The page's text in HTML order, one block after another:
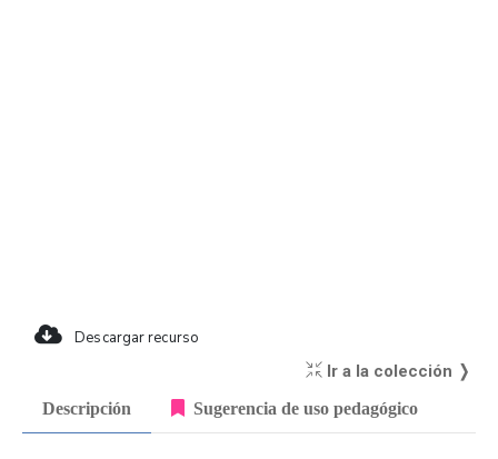
Descargar recurso
Ir a la colección ❭
Descripción Sugerencia de uso pedagógico